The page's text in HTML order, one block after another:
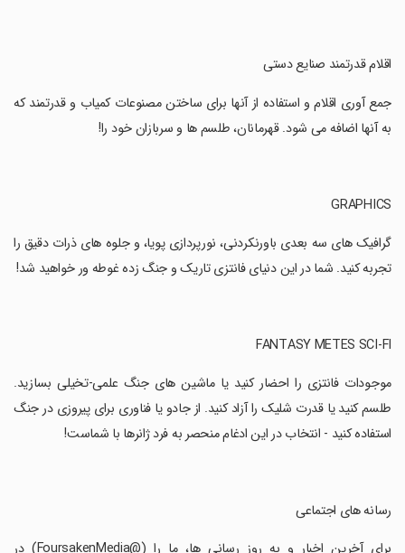
‏اقلام قدرتمند صنایع دستی
‏جمع آوری اقلام و استفاده از آنها برای ساختن مصنوعات کمیاب و قدرتمند که
به آنها اضافه می شود. قهرمانان، طلسم ها و سربازان خود را!
‏گرافیک های سه بعدی باورنکردنی، نورپردازی پویا، و جلوه های ذرات دقیق را
تجربه کنید. شما در این دنیای فانتزی تاریک و جنگ زده غوطه ور خواهید شد!
‏موجودات فانتزی را احضار کنید یا ماشین های جنگ علمی-تخیلی بسازید.
طلسم کنید یا قدرت شلیک را آزاد کنید. از جادو یا فناوری برای پیروزی در جنگ
استفاده کنید - انتخاب در این ادغام منحصر به فرد ژانرها با شماست!
‏رسانه های اجتماعی